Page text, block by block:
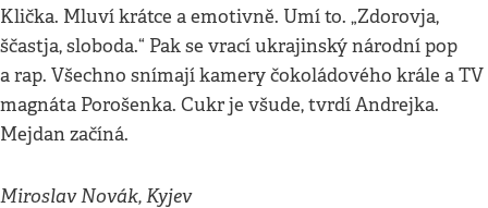
Klička. Mluví krátce a emotivně. Umí to. „Zdorovja,
ščastja, sloboda.“ Pak se vrací ukrajinský národní pop
a rap. Všechno snímají kamery čokoládového krále a TV
magnáta Porošenka. Cukr je všude, tvrdí Andrejka.
Mejdan začíná.
Miroslav Novák, Kyjev